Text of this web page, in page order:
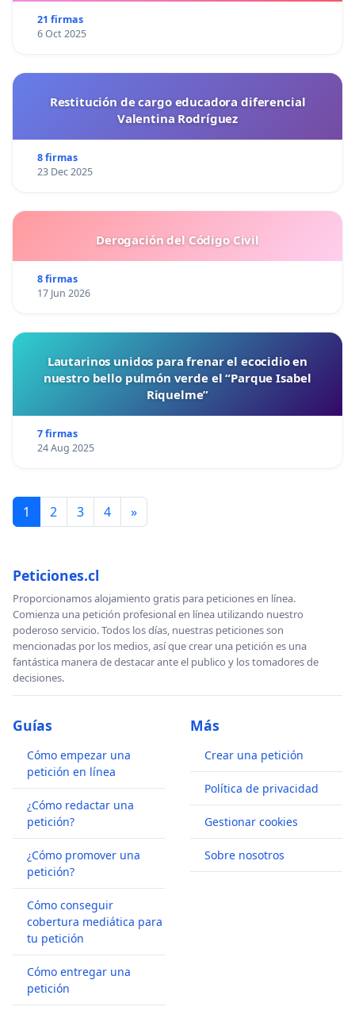
21 firmas
6 Oct 2025
Restitución de cargo educadora diferencial
Valentina Rodríguez
8 firmas
23 Dec 2025
Derogación del Código Civil
8 firmas
17 Jun 2026
Lautarinos unidos para frenar el ecocidio en
nuestro bello pulmón verde el “Parque Isabel
Riquelme”
7 firmas
24 Aug 2025
1 2 3 4 »
Peticiones.cl
Proporcionamos alojamiento gratis para peticiones en línea.
Comienza una petición profesional en línea utilizando nuestro
poderoso servicio. Todos los días, nuestras peticiones son
mencionadas por los medios, así que crear una petición es una
fantástica manera de destacar ante el publico y los tomadores de
decisiones.
Guías
Cómo empezar una
petición en línea
¿Cómo redactar una
petición?
¿Cómo promover una
petición?
Cómo conseguir
cobertura mediática para
tu petición
Cómo entregar una
petición
Más
Crear una petición
Política de privacidad
Gestionar cookies
Sobre nosotros